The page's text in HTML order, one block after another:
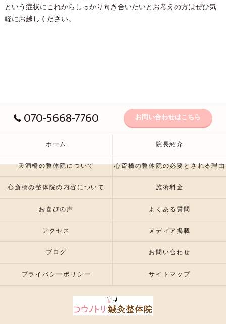
という症状にこれからしっかり向き合いたいとお考えの方はぜひ気
軽にお越しください。
070-5668-7760 お問い合わせはこちら
ホーム 院長紹介
天満橋の整体院について 心斎橋の整体院の必要とされる理由
心斎橋の整体院の内容について 施術料金
お喜びの声 よくある質問
アクセス メディア掲載
ブログ お問い合わせ
プライバシーポリシー サイトマップ